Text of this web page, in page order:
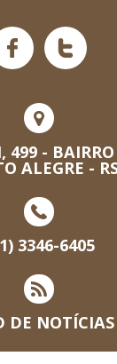
499 - BAIRRO
ALEGRE -
3346-6405
DE NOTÍCIAS